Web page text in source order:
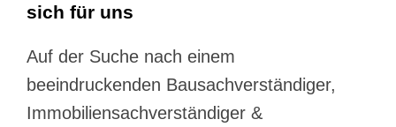
sich für uns
Auf der Suche nach einem
beeindruckenden Bausachverständiger,
Immobiliensachverständiger &